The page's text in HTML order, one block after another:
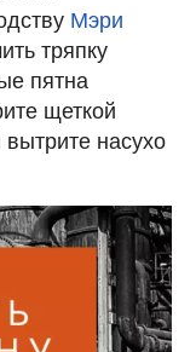
Мэри
тряпку
пятна
щеткой
насухо